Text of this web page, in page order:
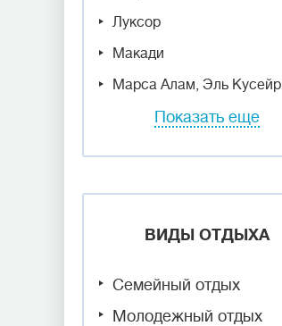
Луксор
Макади
Марса Алам, Эль Кусейр
Показать еще
ВИДЫ ОТДЫХА
Семейный отдых
Молодежный отдых